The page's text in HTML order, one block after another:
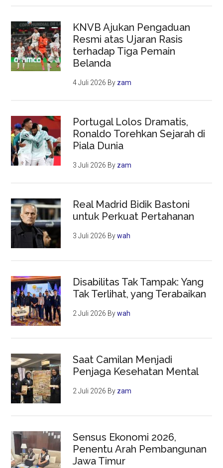
KNVB Ajukan Pengaduan
Resmi atas Ujaran Rasis
terhadap Tiga Pemain
Belanda
4 Juli 2026 By zam
Portugal Lolos Dramatis,
Ronaldo Torehkan Sejarah di
Piala Dunia
3 Juli 2026 By zam
Real Madrid Bidik Bastoni
untuk Perkuat Pertahanan
3 Juli 2026 Bywah
Disabilitas Tak Tampak: Yang
Tak Terlihat, yang Terabaikan
2 Juli 2026 Bywah
Saat Camilan Menjadi
Penjaga Kesehatan Mental
2 Juli 2026 By zam
Sensus Ekonomi 2026,
Penentu Arah Pembangunan
Jawa Timur